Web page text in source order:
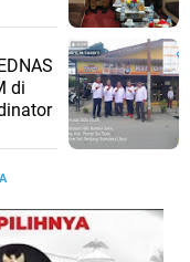
di